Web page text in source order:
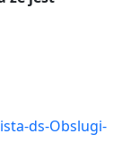
ds-Obslugi-